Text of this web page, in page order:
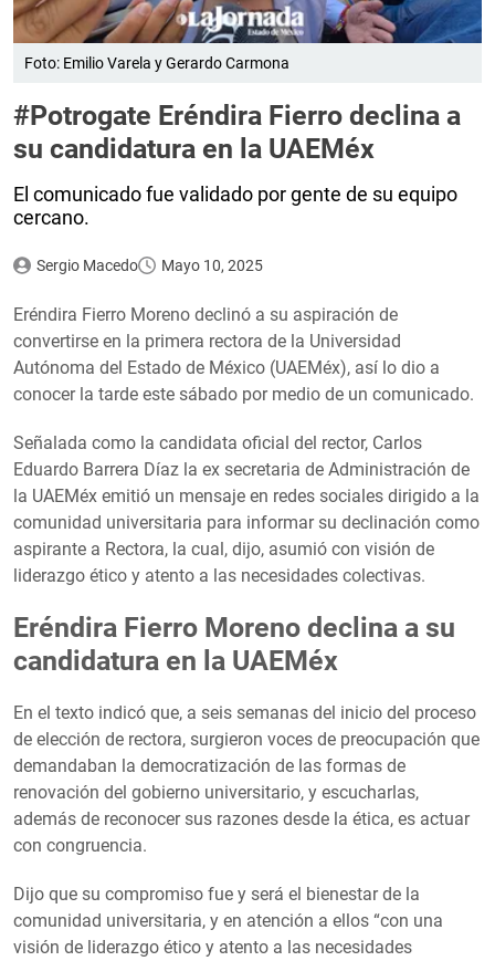
Foto: Emilio Varela y Gerardo Carmona
#Potrogate Eréndira Fierro declina a
su candidatura en la UAEMéx
El comunicado fue validado por gente de su equipo
cercano.
Sergio Macedo Mayo 10, 2025
Eréndira Fierro Moreno declinó a su aspiración de
convertirse en la primera rectora de la Universidad
Autónoma del Estado de México (UAEMéx), así lo dio a
conocer la tarde este sábado por medio de un comunicado.
Señalada como la candidata oficial del rector, Carlos
Eduardo Barrera Díaz la ex secretaria de Administración de
la UAEMéx emitió un mensaje en redes sociales dirigido a la
comunidad universitaria para informar su declinación como
aspirante a Rectora, la cual, dijo, asumió con visión de
liderazgo ético y atento a las necesidades colectivas.
Eréndira Fierro Moreno declina a su
candidatura en la UAEMéx
En el texto indicó que, a seis semanas del inicio del proceso
de elección de rectora, surgieron voces de preocupación que
demandaban la democratización de las formas de
renovación del gobierno universitario, y escucharlas,
además de reconocer sus razones desde la ética, es actuar
con congruencia.
Dijo que su compromiso fue y será el bienestar de la
comunidad universitaria, y en atención a ellos “con una
visión de liderazgo ético y atento a las necesidades